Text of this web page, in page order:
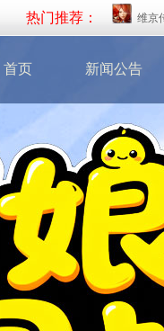
热门推荐： 维京
首页 新闻公告